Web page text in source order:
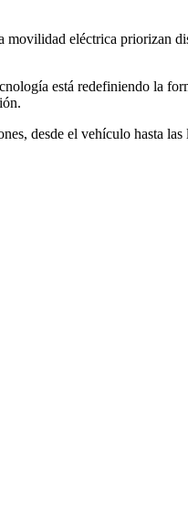
movilidad eléctrica priorizan
está redefiniendo la
desde el vehículo hasta las